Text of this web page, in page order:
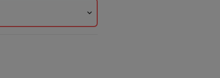
expand_more